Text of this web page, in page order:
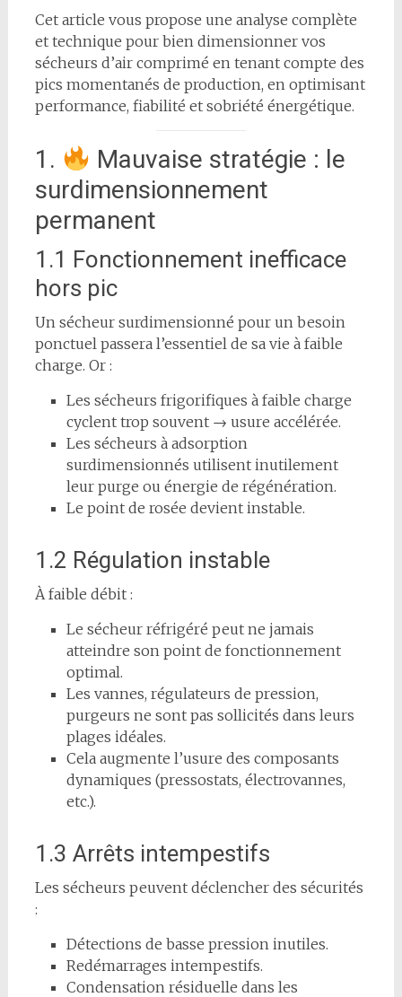
Cet article vous propose une analyse complète
et technique pour bien dimensionner vos
sécheurs d’air comprimé en tenant compte des
pics momentanés de production, en optimisant
performance, fiabilité et sobriété énergétique.
1.
Mauvaise stratégie : le
surdimensionnement
permanent
1.1 Fonctionnement inefficace
hors pic
Un sécheur surdimensionné pour un besoin
ponctuel passera l’essentiel de sa vie à faible
charge. Or :
Les sécheurs frigorifiques à faible charge
cyclent trop souvent → usure accélérée.
Les sécheurs à adsorption
surdimensionnés utilisent inutilement
leur purge ou énergie de régénération.
Le point de rosée devient instable.
1.2 Régulation instable
À faible débit :
Le sécheur réfrigéré peut ne jamais
atteindre son point de fonctionnement
optimal.
Les vannes, régulateurs de pression,
purgeurs ne sont pas sollicités dans leurs
plages idéales.
Cela augmente l’usure des composants
dynamiques (pressostats, électrovannes,
etc.).
1.3 Arrêts intempestifs
Les sécheurs peuvent déclencher des sécurités
:
Détections de basse pression inutiles.
Redémarrages intempestifs.
Condensation résiduelle dans les